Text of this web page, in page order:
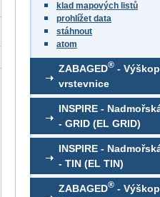
klad mapových listů
prohlížet data
stáhnout
atom
ZABAGED® -
vrstevnice
INSPIRE -
- GRID (EL GRID)
INSPIRE -
- TIN (EL TIN)
ZABAGED® -